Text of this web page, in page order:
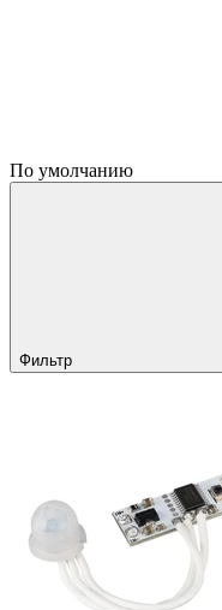
По умолчанию
Фильтр